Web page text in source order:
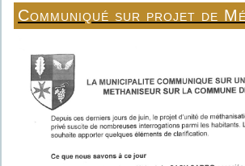
Communiqué sur projet de